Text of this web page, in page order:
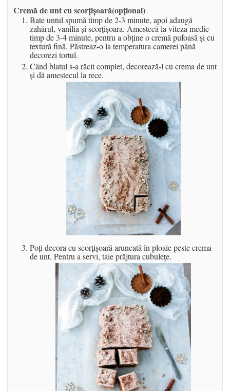
Cremă de unt cu scorțișoară(opțional)
Bate untul spumă timp de 2-3 minute, apoi adaugă
zahărul, vanilia și scorțișoara. Amestecă la viteza medie
timp de 3-4 minute, pentru a obține o cremă pufoasă și cu
textură fină. Păstreaz-o la temperatura camerei până
decorezi tortul.
Când blatul s-a răcit complet, decorează-l cu crema de unt
și dă amestecul la rece.
Poți decora cu scorțișoară aruncată în ploaie peste crema
de unt. Pentru a servi, taie prăjtura cubulețe.